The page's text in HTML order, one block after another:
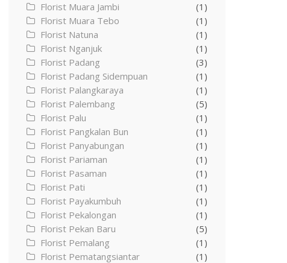
Florist Muara Jambi
(1)
Florist Muara Tebo
(1)
Florist Natuna
(1)
Florist Nganjuk
(1)
Florist Padang
(3)
Florist Padang Sidempuan
(1)
Florist Palangkaraya
(1)
Florist Palembang
(5)
Florist Palu
(1)
Florist Pangkalan Bun
(1)
Florist Panyabungan
(1)
Florist Pariaman
(1)
Florist Pasaman
(1)
Florist Pati
(1)
Florist Payakumbuh
(1)
Florist Pekalongan
(1)
Florist Pekan Baru
(5)
Florist Pemalang
(1)
Florist Pematangsiantar
(1)